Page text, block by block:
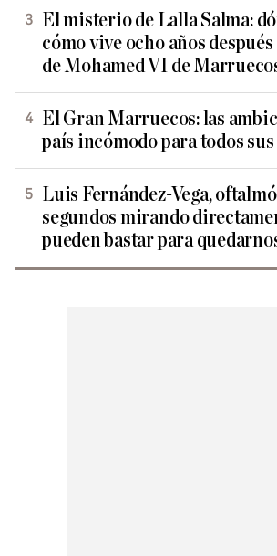
El misterio de Lalla Salma:
cómo vive ocho años
de Mohamed VI de
El Gran Marruecos: las
país incómodo para todos
Luis Fernández-Vega,
segundos mirando
pueden bastar para